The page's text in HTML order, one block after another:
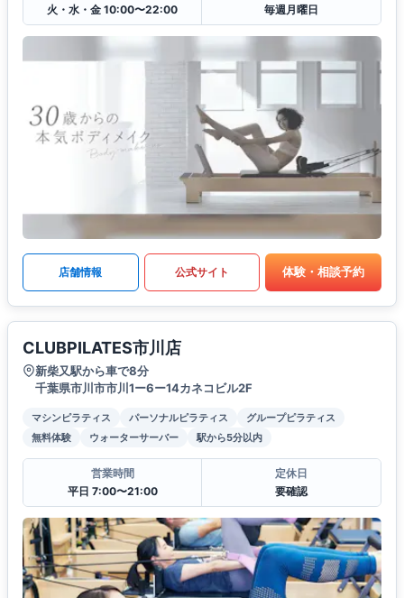
火・水・金 10:00〜22:00
毎週月曜日
店舗情報 公式サイト 体験・相談予約
CLUBPILATES市川店
新柴又駅から車で8分
千葉県市川市市川1ー6ー14カネコビル2F
マシンピラティス パーソナルピラティス
グループピラティス
無料体験
ウォーターサーバー 駅から5分以内
営業時間
平日 7:00〜21:00
定休日
要確認